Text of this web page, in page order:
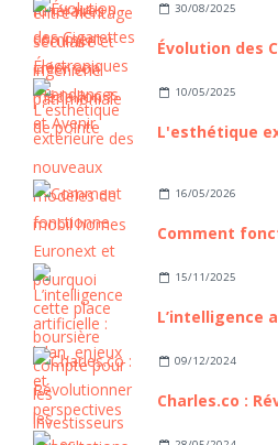
30/08/2025
10/05/2025
16/05/2026
15/11/2025
09/12/2024